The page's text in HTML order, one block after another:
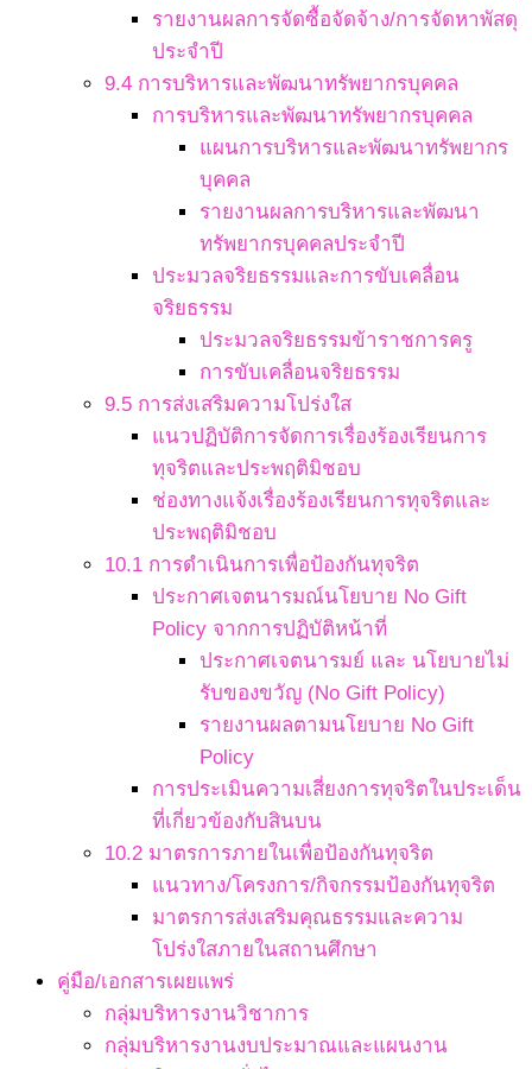
รายงานผลการจัดซื้อจัดจ้าง/การจัดหาพัสดุ
ประจำปี
9.4 การบริหารและพัฒนาทรัพยากรบุคคล
การบริหารและพัฒนาทรัพยากรบุคคล
แผนการบริหารและพัฒนาทรัพยากร
บุคคล
รายงานผลการบริหารและพัฒนา
ทรัพยากรบุคคลประจำปี
ประมวลจริยธรรมและการขับเคลื่อน
จริยธรรม
ประมวลจริยธรรมข้าราชการครู
การขับเคลื่อนจริยธรรม
9.5 การส่งเสริมความโปร่งใส
แนวปฏิบัติการจัดการเรื่องร้องเรียนการ
ทุจริตและประพฤติมิชอบ
ช่องทางแจ้งเรื่องร้องเรียนการทุจริตและ
ประพฤติมิชอบ
10.1 การดำเนินการเพื่อป้องกันทุจริต
ประกาศเจตนารมณ์นโยบาย No Gift
Policy จากการปฏิบัติหน้าที่
ประกาศเจตนารมย์ และ นโยบายไม่
รับของขวัญ (No Gift Policy)
รายงานผลตามนโยบาย No Gift
Policy
การประเมินความเสี่ยงการทุจริตในประเด็น
ที่เกี่ยวข้องกับสินบน
10.2 มาตรการภายในเพื่อป้องกันทุจริต
แนวทาง/โครงการ/กิจกรรมป้องกันทุจริต
มาตรการส่งเสริมคุณธรรมและความ
โปร่งใสภายในสถานศึกษา
คู่มือ/เอกสารเผยแพร่
กลุ่มบริหารงานวิชาการ
กลุ่มบริหารงานงบประมาณและแผนงาน